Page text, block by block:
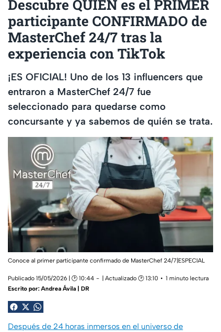
Descubre QUIÉN es el PRIMER
participante CONFIRMADO de
MasterChef 24/7 tras la
experiencia con TikTok
¡ES OFICIAL! Uno de los 13 influencers que
entraron a MasterChef 24/7 fue
seleccionado para quedarse como
concursante y ya sabemos de quién se trata.
Conoce al primer participante confirmado de MasterChef 24/7|ESPECIAL
Publicado 15/05/2026 | 🕑 10:44 | Actualizado 🕑 13:10
1 minuto lectura
Escrito por: Andrea Ávila | DR
Después de 24 horas inmersos en el universo de